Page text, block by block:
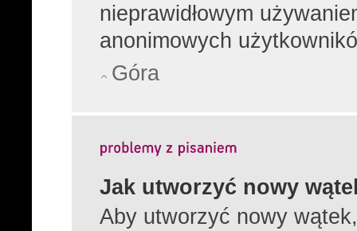
nieprawidłowym
anonimowych
Góra
Jak utworzyć nowy
Aby utworzyć nowy